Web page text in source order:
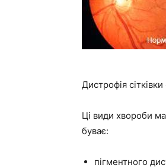
Дистрофія сітківки
Ці види хвороби
буває:
пігментного